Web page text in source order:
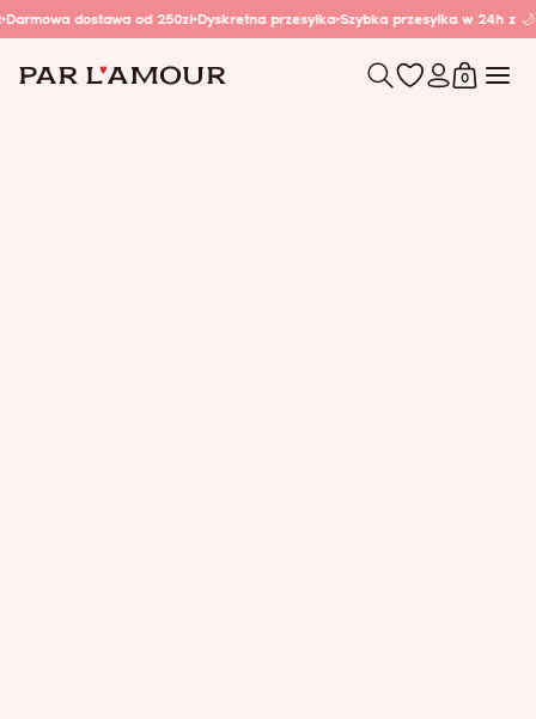
Darmowa dostawa od 250zł Dyskretna przesyłka Szybka przesyłka w 24h z 🌙
0